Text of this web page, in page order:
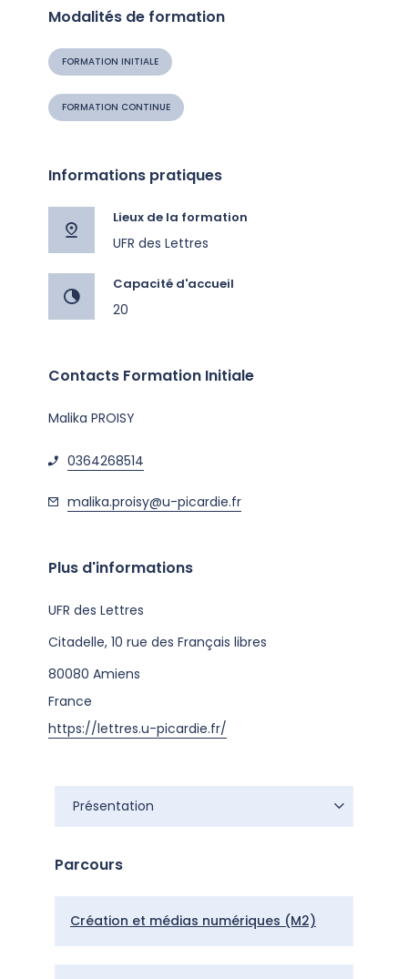
Modalités de formation
FORMATION INITIALE
FORMATION CONTINUE
Informations pratiques
Lieux de la formation
UFR des Lettres
Capacité d'accueil
20
Contacts Formation Initiale
Malika PROISY
0364268514
malika.proisy@u-picardie.fr
Plus d'informations
UFR des Lettres
Citadelle, 10 rue des Français libres
80080 Amiens
France
https://lettres.u-picardie.fr/
Présentation
Présentation
Parcours
Création et médias numériques (M2)